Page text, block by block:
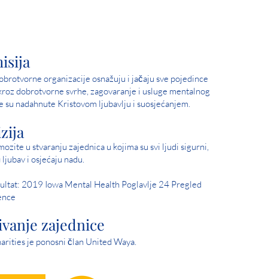
organizacije osnažuju i jačaju sve pojedince
dobrotvorne svrhe, zagovaranje i usluge mentalnog
su nadahnute Kristovom ljubavlju i suosjećanjem.
u stvaranju zajednica u kojima su svi ljudi sigurni,
i osjećaju nadu.
2019 Iowa Mental Health Poglavlje 24 Pregled
zajednice
je ponosni član United Waya.